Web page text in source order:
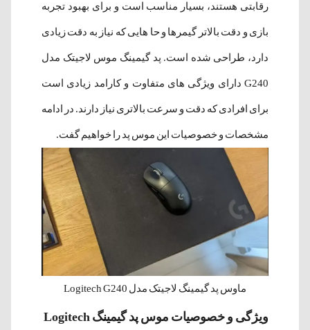
رقابتی هستند، بسیار مناسب است و برای بهبود تجربه
بازی و دقت بالاتر گیمرها و حا هایی که نیاز به دقت زیادی
دارد، طراحی شده است. پد گیمینگ موس لاجیتک مدل
G240 دارای ویژگی های متفاوت و کارامد زیادی است
برای افرادی که دقت و سرعت بالاتری نیاز دارند. در ادامه
مشخصات و خصوصیات این موس پد را خواهیم گفت.
ماوس پد گیمینگ لاجیتک مدل Logitech G240
ویژگی و خصوصیات موس پد گیمینگ Logitech